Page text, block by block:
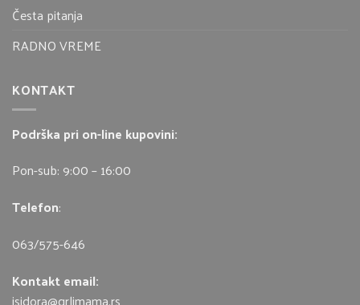
Česta pitanja
RADNO VREME
KONTAKT
Podrška pri on-line kupovini:
Pon-sub: 9:00 – 16:00
Telefon:
063/575-646
Kontakt email: